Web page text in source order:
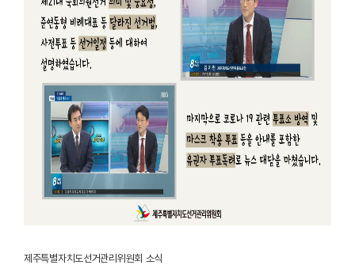
제주특별자치도선거관리위원회 소식